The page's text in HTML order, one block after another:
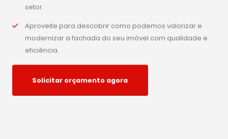
setor.
Aproveite para descobrir como podemos valorizar e
modernizar a fachada do seu imóvel com qualidade e
eficiência.
Solicitar orçamento agora